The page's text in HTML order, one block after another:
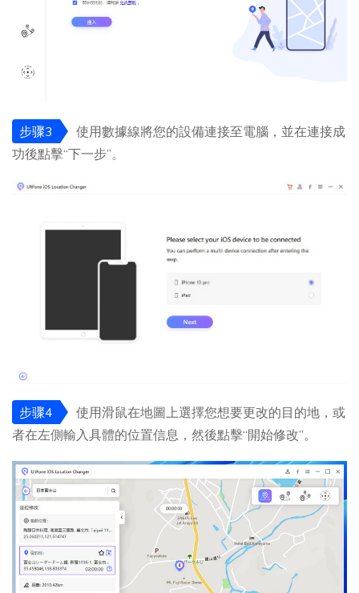
步骤3
使用數據線將您的設備連接至電腦，並在連接成
功後點擊“下一步”。
步骤4
使用滑鼠在地圖上選擇您想要更改的目的地，或
者在左側輸入具體的位置信息，然後點擊“開始修改”。